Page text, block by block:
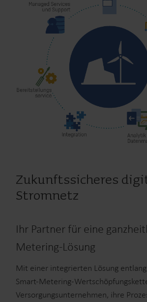
Zukunftssicheres
Stromnetz
Ihr Partner für eine
Metering-Lösung
Mit einer integrierten Lösung
Smart-Metering-
Versorgungsunternehmen, ihre